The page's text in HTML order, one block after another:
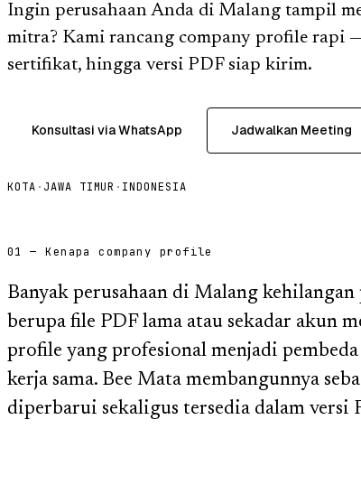
Ingin perusahaan Anda di Malang tampil
mitra? Kami rancang company profile rapi
sertifikat, hingga versi PDF siap kirim.
Konsultasi via WhatsApp Jadwalkan Meeting
KOTA · JAWA TIMUR · INDONESIA
01 — Kenapa company profile
Banyak perusahaan di Malang
berupa file PDF lama atau sekadar akun
profile yang profesional menjadi
kerja sama. Bee Mata membangunnya
diperbarui sekaligus tersedia dalam versi